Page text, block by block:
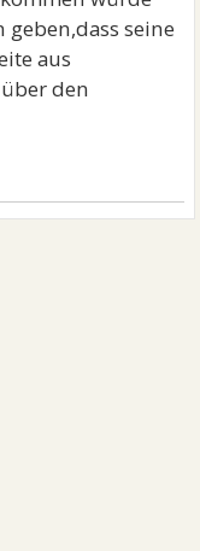
seine
aus
den